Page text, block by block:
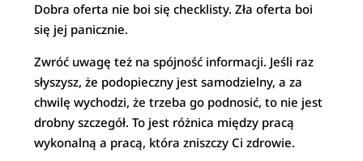
Dobra oferta nie boi się checklisty. Zła oferta boi
się jej panicznie.
Zwróć uwagę też na spójność informacji. Jeśli raz
słyszysz, że podopieczny jest samodzielny, a za
chwilę wychodzi, że trzeba go podnosić, to nie jest
drobny szczegół. To jest różnica między pracą
wykonalną a pracą, która zniszczy Ci zdrowie.